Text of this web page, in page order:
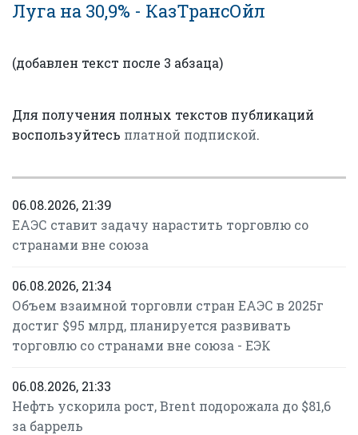
Луга на 30,9% - КазТрансОйл
(добавлен текст после 3 абзаца)
Для получения полных текстов публикаций
воспользуйтесь платной подпиской.
06.08.2026, 21:39
ЕАЭС ставит задачу нарастить торговлю со
странами вне союза
06.08.2026, 21:34
Объем взаимной торговли стран ЕАЭС в 2025г
достиг $95 млрд, планируется развивать
торговлю со странами вне союза - ЕЭК
06.08.2026, 21:33
Нефть ускорила рост, Brent подорожала до $81,6
за баррель